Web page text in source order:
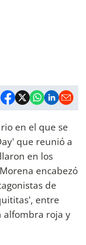
en el que se
que reunió a
en los
encabezó
de
entre
alfombra roja y